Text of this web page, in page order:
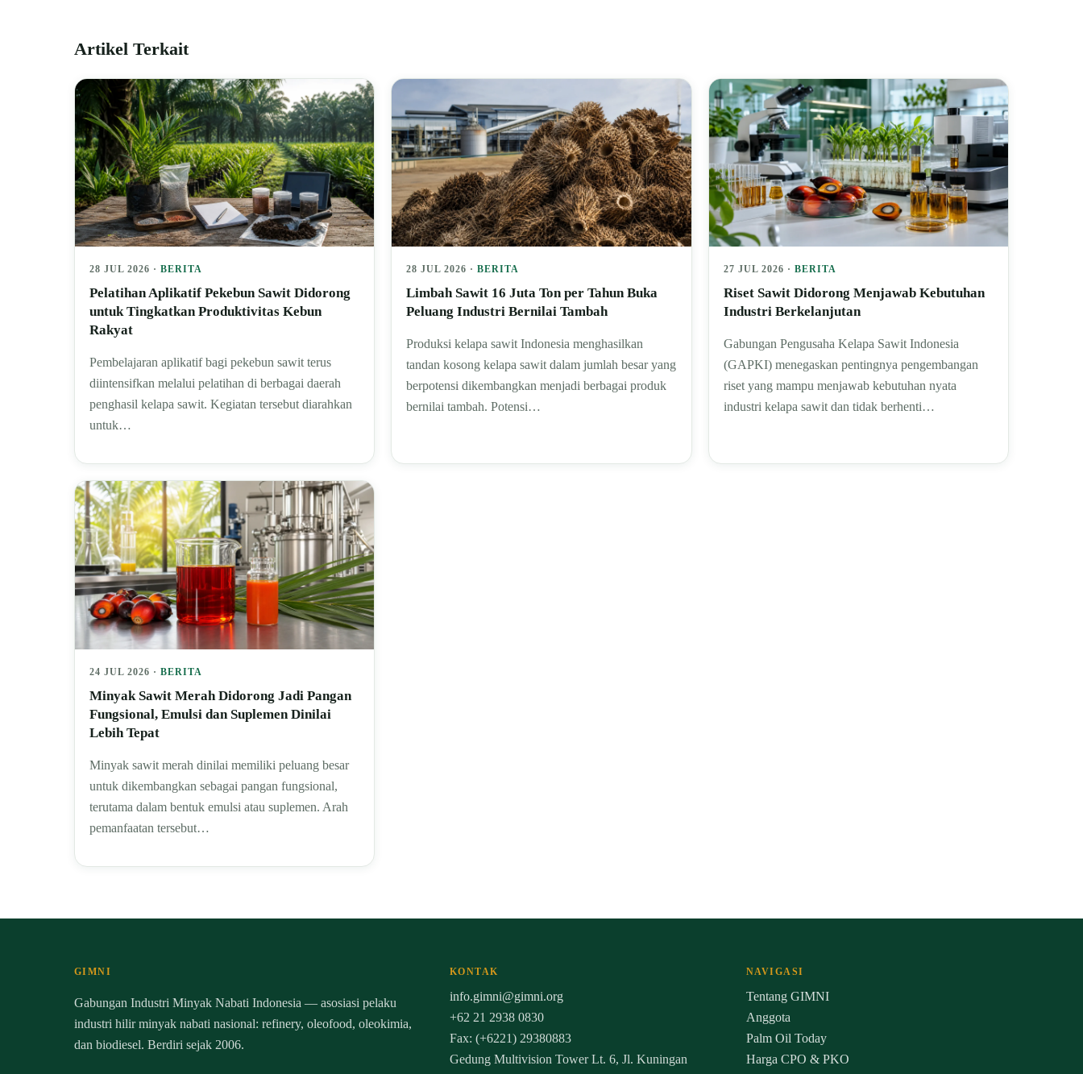
Artikel Terkait
28 JUL 2026 · BERITA
Pelatihan Aplikatif Pekebun Sawit Didorong
untuk Tingkatkan Produktivitas Kebun
Rakyat
Pembelajaran aplikatif bagi pekebun sawit terus
diintensifkan melalui pelatihan di berbagai daerah
penghasil kelapa sawit. Kegiatan tersebut diarahkan
untuk…
28 JUL 2026 ·BERITA
Limbah Sawit 16 Juta Ton per Tahun Buka
Peluang Industri Bernilai Tambah
Produksi kelapa sawit Indonesia menghasilkan
tandan kosong kelapa sawit dalam jumlah besar yang
berpotensi dikembangkan menjadi berbagai produk
bernilai tambah. Potensi…
27 JUL 2026 · BERITA
Riset Sawit Didorong Menjawab Kebutuhan
Industri Berkelanjutan
Gabungan Pengusaha Kelapa Sawit Indonesia
(GAPKI) menegaskan pentingnya pengembangan
riset yang mampu menjawab kebutuhan nyata
industri kelapa sawit dan tidak berhenti…
24 JUL 2026 · BERITA
Minyak Sawit Merah Didorong Jadi Pangan
Fungsional, Emulsi dan Suplemen Dinilai
Lebih Tepat
Minyak sawit merah dinilai memiliki peluang besar
untuk dikembangkan sebagai pangan fungsional,
terutama dalam bentuk emulsi atau suplemen. Arah
pemanfaatan tersebut…
GIMNI
Gabungan Industri Minyak Nabati Indonesia — asosiasi pelaku
industri hilir minyak nabati nasional: refinery, oleofood, oleokimia,
dan biodiesel. Berdiri sejak 2006.
KONTAK
info.gimni@gimni.org
+62 21 2938 0830
Fax: (+6221) 29380883
Gedung Multivision Tower Lt. 6, Jl. Kuningan
NAVIGASI
Tentang GIMNI
Anggota
Palm Oil Today
Harga CPO & PKO